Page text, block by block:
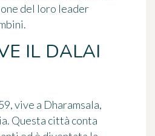
del loro leader
IL DALAI
vive a Dharamsala,
Questa città conta